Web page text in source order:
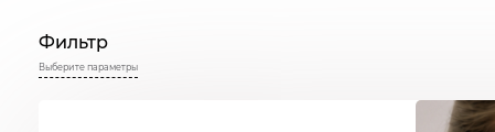
Фильтр
Выберите параметры